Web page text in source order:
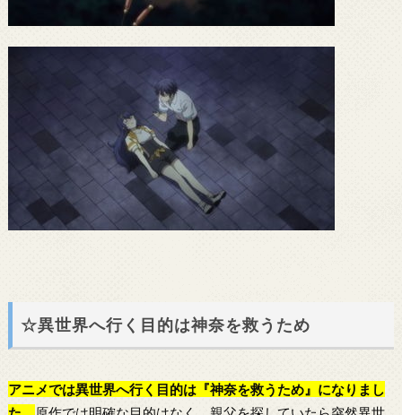
☆異世界へ行く目的は神奈を救うため
アニメでは異世界へ行く目的は『神奈を救うため』になりまし